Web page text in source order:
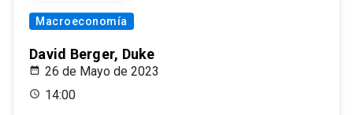
Macroeconomía
David Berger, Duke
26 de Mayo de 2023
14:00